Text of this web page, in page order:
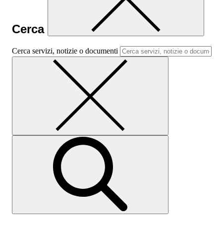
Cerca
Cerca servizi, notizie o documenti